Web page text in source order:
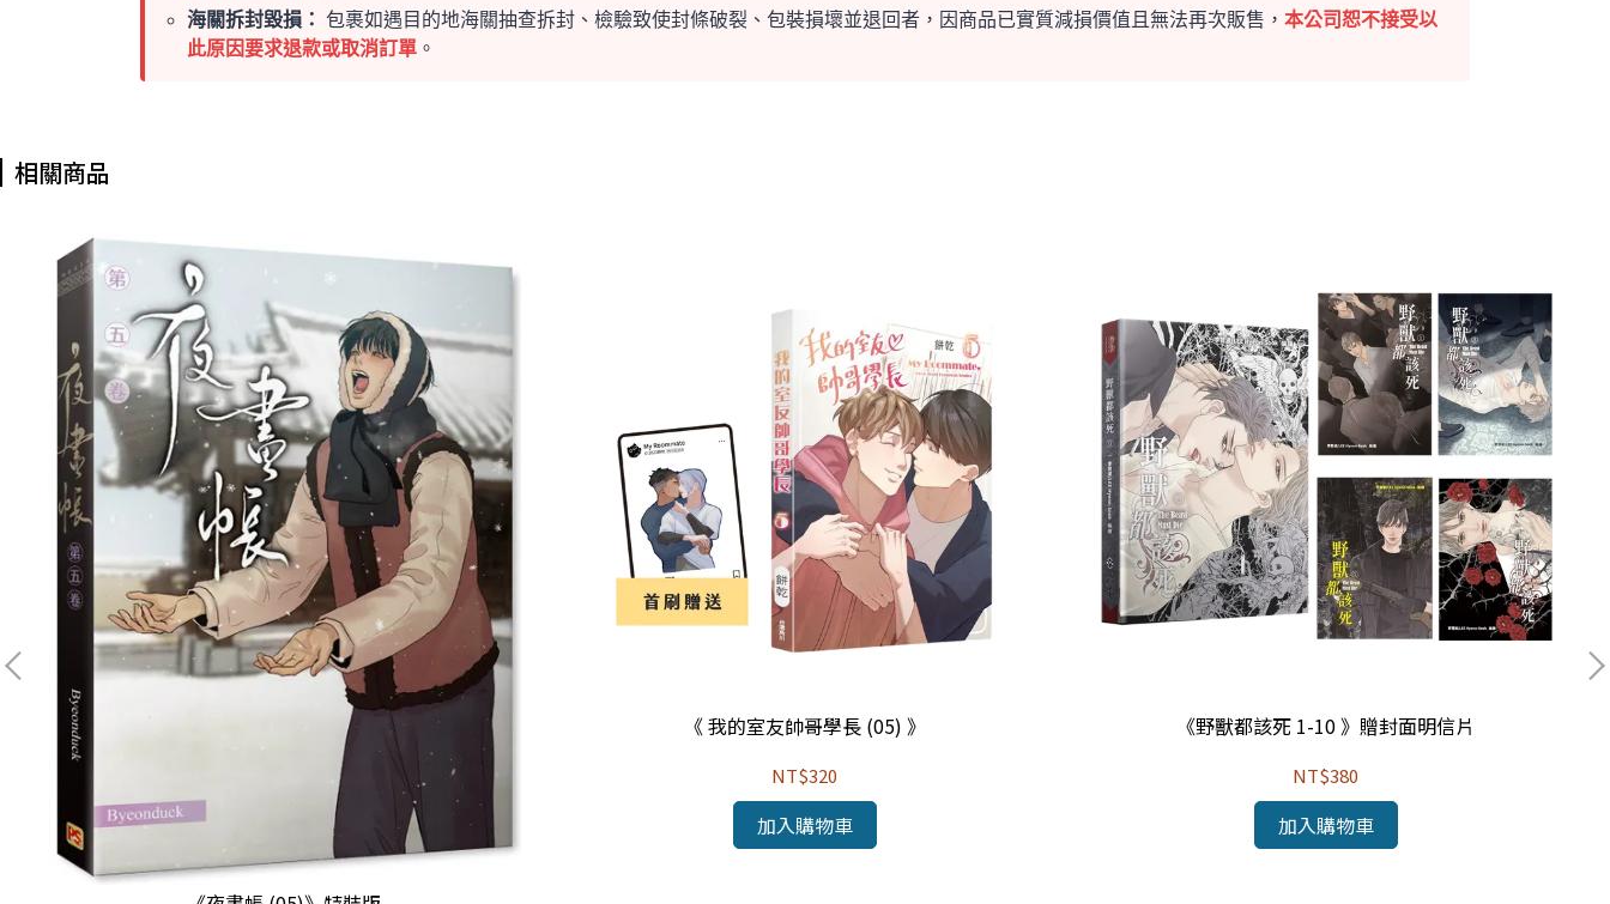
海關拆封毀損： 包裹如遇目的地海關抽查拆封、檢驗致使封條破裂、包裝損壞並退回者，因商品已實質減損價值且無法再次販售， 本公司恕不接受以
此原因要求退款或取消訂單 。
相關商品
《 我的室友帥哥學長 (05) 》
NT$320
加入購物車
《野獸都該死 1-10 》贈封面明信片
NT$380
加入購物車